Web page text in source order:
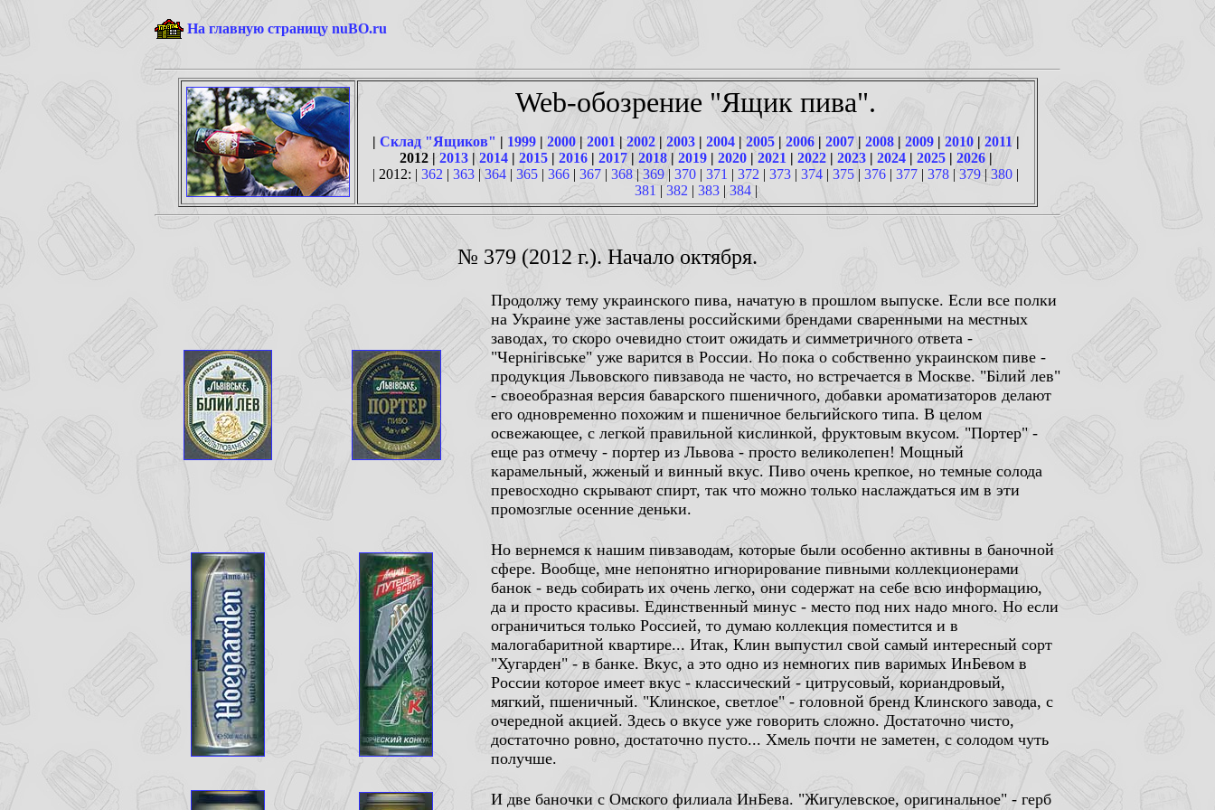
На главную страницу nuBO.ru
Web-обозрение "Ящик пива".
| Склад "Ящиков" | 1999| 2000| 2001 |2002| 2003| 2004| 2005| 2006| 2007| 2008| 2009| 2010| 2011|
2012 | 2013| 2014| 2015| 2016| 2017| 2018| 2019| 2020| 2021 | 2022| 2023| 2024| 2025| 2026|
| 2012: | 362 | 363 | 364 | 365 | 366 | 367 | 368|369 | 370 | 371 | 372 | 373 | 374 | 375 | 376 | 377 | 378 | 379 | 380 |
381| 382 | 383| 384|
№ 379 (2012 г.). Начало октября.
Продолжу тему украинского пива, начатую в прошлом выпуске. Если все полки
на Украине уже заставлены российскими брендами сваренными на местных
заводах, то скоро очевидно стоит ожидать и симметричного ответа -
"Чернiгiвське" уже варится в России. Но пока о собственно украинском пиве -
продукция Львовского пивзавода не часто, но встречается в Москве. "Бiлий лев"
- своеобразная версия баварского пшеничного, добавки ароматизаторов делают
его одновременно похожим и пшеничное бельгийского типа. В целом
освежающее, с легкой правильной кислинкой, фруктовым вкусом. "Портер" -
еще раз отмечу - портер из Львова - просто великолепен! Мощный
карамельный, жженый и винный вкус. Пиво очень крепкое, но темные солода
превосходно скрывают спирт, так что можно только наслаждаться им в эти
промозглые осенние деньки.
Но вернемся к нашим пивзаводам, которые были особенно активны в баночной
сфере. Вообще, мне непонятно игнорирование пивными коллекционерами
банок - ведь собирать их очень легко, они содержат на себе всю информацию,
да и просто красивы. Единственный минус - место под них надо много. Но если
ограничиться только Россией, то думаю коллекция поместится и в
малогабаритной квартире... Итак, Клин выпустил свой самый интересный сорт
"Хугарден" - в банке. Вкус, а это одно из немногих пив варимых ИнБевом в
России которое имеет вкус - классический - цитрусовый, кориандровый,
мягкий, пшеничный. "Клинское, светлое" - головной бренд Клинского завода, с
очередной акцией. Здесь о вкусе уже говорить сложно. Достаточно чисто,
достаточно ровно, достаточно пусто... Хмель почти не заметен, с солодом чуть
получше.
И две баночки с Омского филиала ИнБева. "Жигулевское, оригинальное" - герб